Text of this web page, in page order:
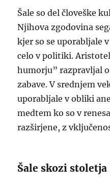
Šale so del človeške
Njihova zgodovina
kjer so se uporabljale
celo v politiki.
humorju” razpravljal
zabave. V srednjem
uporabljale v obliki
medtem ko so v
razširjene, z
Šale skozi stoletja